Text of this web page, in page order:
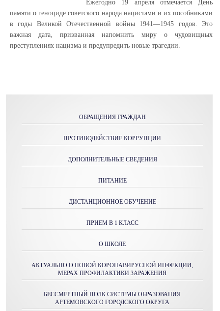
Ежегодно 19 апреля отмечается День
памяти о геноциде советского народа нацистами и их пособниками
в годы Великой Отечественной войны 1941—1945 годов. Это
важная дата, призванная напомнить миру о чудовищных
преступлениях нацизма и предупредить новые трагедии.
ОБРАЩЕНИЯ ГРАЖДАН
ПРОТИВОДЕЙСТВИЕ КОРРУПЦИИ
ДОПОЛНИТЕЛЬНЫЕ СВЕДЕНИЯ
ПИТАНИЕ
ДИСТАНЦИОННОЕ ОБУЧЕНИЕ
ПРИЕМ В 1 КЛАСС
О ШКОЛЕ
АКТУАЛЬНО О НОВОЙ КОРОНАВИРУСНОЙ ИНФЕКЦИИ,
МЕРАХ ПРОФИЛАКТИКИ ЗАРАЖЕНИЯ
БЕССМЕРТНЫЙ ПОЛК СИСТЕМЫ ОБРАЗОВАНИЯ
АРТЕМОВСКОГО ГОРОДСКОГО ОКРУГА